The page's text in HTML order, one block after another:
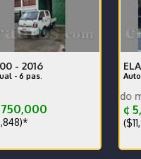
- 2016
- 6 pas.
excelente estado
¢